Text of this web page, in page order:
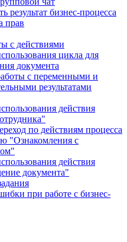
результат бизнес-процесса
прав
с действиями
цикла для
документа
с переменными и
результатами
действия
по действиям процесса
"Ознакомления с
действия
документа"
при работе с бизнес-